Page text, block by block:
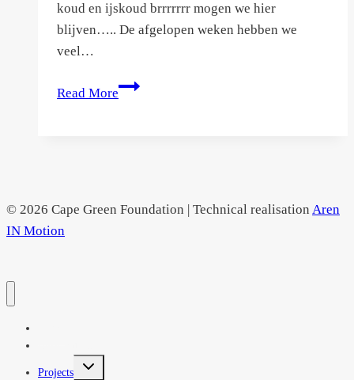
koud en ijskoud brrrrrrr mogen we hier
blijven….. De afgelopen weken hebben we
veel…
Read More
Verkennende
© 2026 Cape Green Foundation | Technical realisation Aren
IN Motion
Projects
Toggle